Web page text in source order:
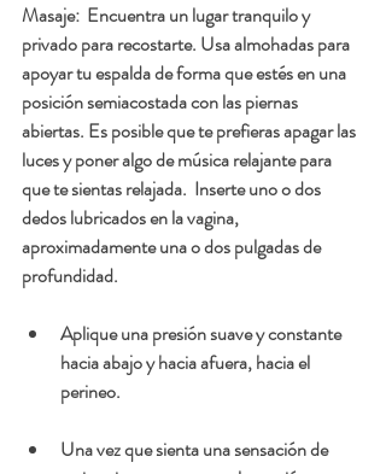
Masaje:  Encuentra un lugar tranquilo y
privado para recostarte. Usa almohadas para
apoyar tu espalda de forma que estés en una
posición semiacostada con las piernas
abiertas. Es posible que te prefieras apagar las
luces y poner algo de música relajante para
que te sientas relajada.  Inserte uno o dos
dedos lubricados en la vagina,
aproximadamente una o dos pulgadas de
profundidad.
Aplique una presión suave y constante
hacia abajo y hacia afuera, hacia el
perineo.
Una vez que sienta una sensación de